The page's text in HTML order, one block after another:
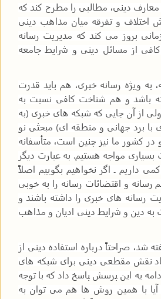
معارف دینی، مطالبی را مطرح کند که
اختلاف و تفرقه میان مذاهب دینی
بروز می کند که مدیریت رسانه
از مسائل دینی و شرایط جامعه
به ویژه رسانه خبری، هم باید قدرت
باشد و هم شناخت کافی نسبت به
از آن جایی که شبکه های خبری (به
با برد جهانی و منطقه ای) مبحثی نو
در کشور ما نیز چنین است، متأسفانه
بسیاری مواجه هستیم. به عبارت دیگر
داریم ـ اگر نخواهیم بگوییم اصلاً
رسانه و اقتضائات رسانه را به خوبی
رسانه های خبری را داشته باشند و
دین و شرایط دینی ادیان و مذاهب
شد، صراحتاً درباره استفاده دینی از
نقش مقطعی دینی برای شبکه های
یه این پرسش پاسخ داد که با توجه
آیا با همین روش ها هم می توان به